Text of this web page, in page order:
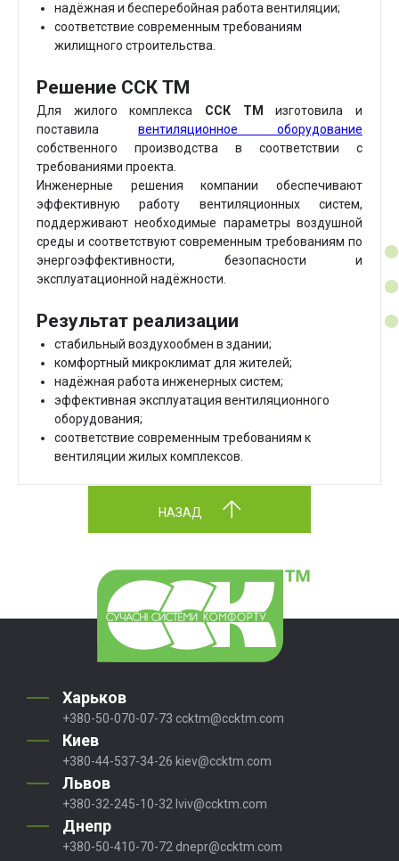
надёжная и бесперебойная работа вентиляции;
соответствие современным требованиям
жилищного строительства.
Решение ССК ТМ
Для жилого комплекса ССК ТМ
изготовила и
поставила вентиляционное оборудование
собственного производства в соответствии с
требованиями проекта.
Инженерные решения компании обеспечивают
эффективную работу вентиляционных систем,
поддерживают необходимые параметры воздушной
среды и соответствуют современным требованиям по
энергоэффективности, безопасности и
эксплуатационной надёжности.
Результат реализации
стабильный воздухообмен в здании;
комфортный микроклимат для жителей;
надёжная работа инженерных систем;
эффективная эксплуатация вентиляционного
оборудования;
соответствие современным требованиям к
вентиляции жилых комплексов.
НАЗАД
Харьков
+380-50-070-07-73 ccktm@ccktm.com
Киев
+380-44-537-34-26 kiev@ccktm.com
Львов
+380-32-245-10-32 lviv@ccktm.com
Днепр
+380-50-410-70-72 dnepr@ccktm.com